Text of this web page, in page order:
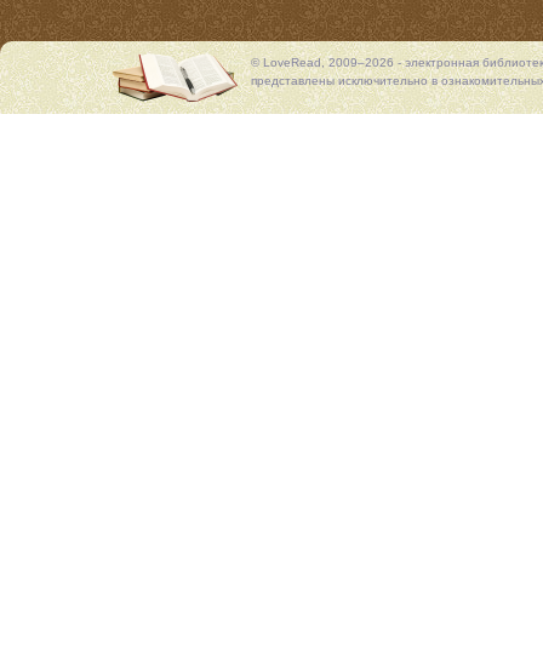
© LoveRead, 2009–2026 - электронная
представлены исключительно в